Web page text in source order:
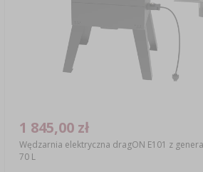
Wędzarnia elektryczna dragON E101 z
70 L
1 845,00 zł